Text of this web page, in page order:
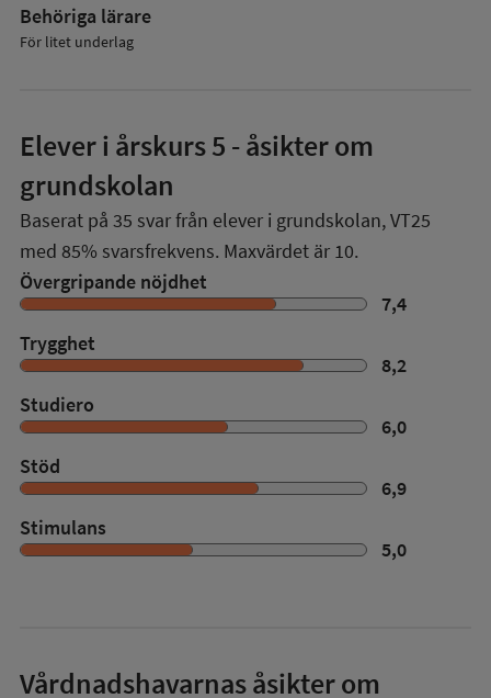
Behöriga lärare
För litet underlag
Elever i årskurs 5 - åsikter om
grundskolan
Baserat på 35 svar från elever i grundskolan,VT25
med 85% svarsfrekvens. Maxvärdet är 10.
Övergripande nöjdhet
7,4
Trygghet
8,2
Studiero
6,0
Stöd
6,9
Stimulans
5,0
Vårdnadshavarnas åsikter om